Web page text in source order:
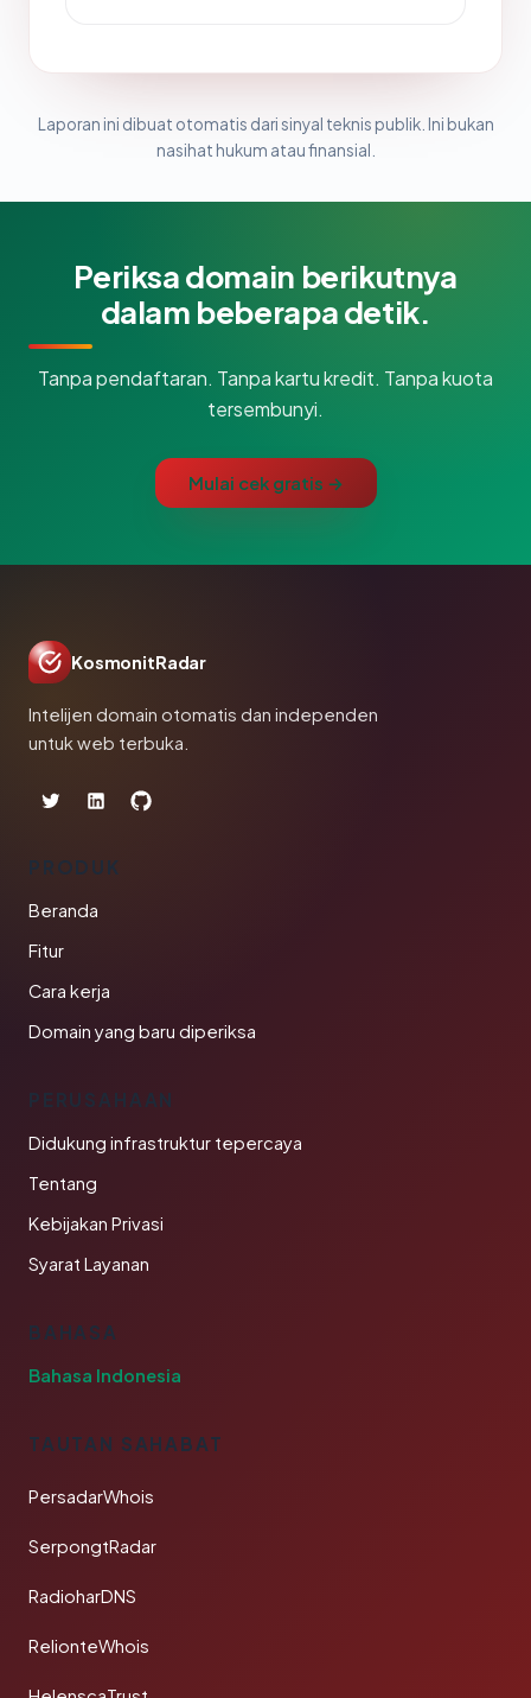
Laporan ini dibuat otomatis dari sinyal teknis publik. Ini bukan
nasihat hukum atau finansial.
Periksa domain berikutnya
dalam beberapa detik.
Tanpa pendaftaran. Tanpa kartu kredit. Tanpa kuota
tersembunyi.
Mulai cek gratis →
KosmonitRadar
Intelijen domain otomatis dan independen
untuk web terbuka.
PRODUK
Beranda
Fitur
Cara kerja
Domain yang baru diperiksa
PERUSAHAAN
Didukung infrastruktur tepercaya
Tentang
Kebijakan Privasi
Syarat Layanan
BAHASA
Bahasa Indonesia
TAUTAN SAHABAT
PersadarWhois
SerpongtRadar
RadioharDNS
RelionteWhois